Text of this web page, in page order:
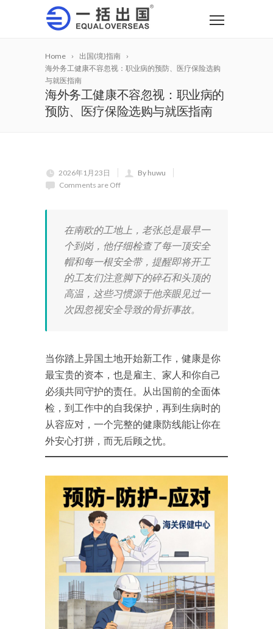
Home
出国(境)指南
海外务工健康不容忽视：职业病的预防、医疗保险选购
与就医指南
海外务工健康不容忽视：职业病的
预防、医疗保险选购与就医指南
2026年1月23日
By huwu
Comments are Off
在南欧的工地上，老张总是最早一
个到岗，他仔细检查了每一顶安全
帽和每一根安全带，提醒即将开工
的工友们注意脚下的碎石和头顶的
高温，这些习惯源于他亲眼见过一
次因忽视安全导致的骨折事故。
当你踏上异国土地开始新工作，健康是你
最宝贵的资本，也是雇主、家人和你自己
必须共同守护的责任。从出国前的全面体
检，到工作中的自我保护，再到生病时的
从容应对，一个完整的健康防线能让你在
外安心打拼，而无后顾之忧。